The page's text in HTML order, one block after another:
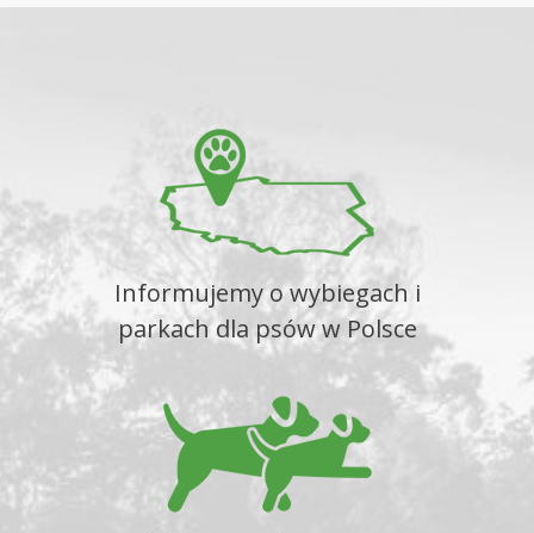
Informujemy o wybiegach i
parkach dla psów w Polsce